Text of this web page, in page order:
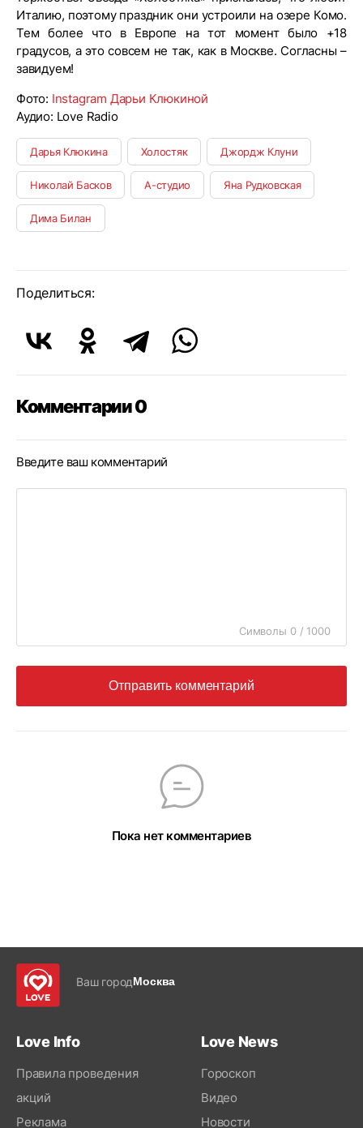
Италию, поэтому праздник они устроили на озере Комо.
Тем более что в Европе на тот момент было +18
градусов, а это совсем не так, как в Москве. Согласны –
завидуем!
Фото: Instagram Дарьи Клюкиной
Аудио: Love Radio
Дарья Клюкина Холостяк Джордж Клуни
Николай Басков А-студио Яна Рудковская
Дима Билан
Поделиться:
Комментарии 0
Введите ваш комментарий
Символы 0 / 1000
Отправить комментарий
Пока нет комментариев
Ваш городМосква
Love Info
Правила проведения
акций
Реклама
Love News
Гороскоп
Видео
Новости